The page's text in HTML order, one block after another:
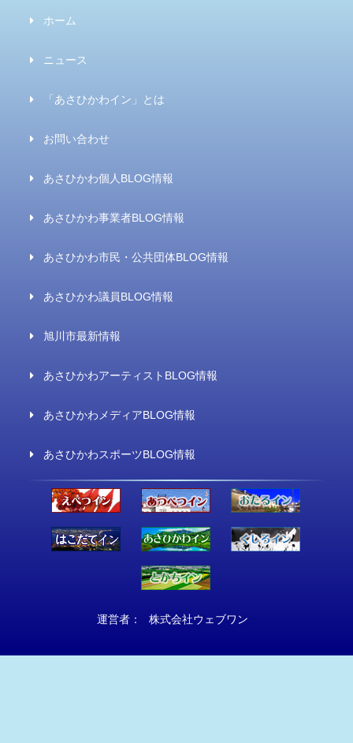
ホーム
ニュース
「あさひかわイン」とは
お問い合わせ
あさひかわ個人BLOG情報
あさひかわ事業者BLOG情報
あさひかわ市民・公共団体BLOG情報
あさひかわ議員BLOG情報
旭川市最新情報
あさひかわアーティストBLOG情報
あさひかわメディアBLOG情報
あさひかわスポーツBLOG情報
運営者： 株式会社ウェブワン